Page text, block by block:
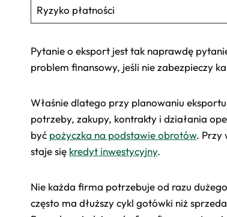
Ryzyko płatności
Pytanie o eksport jest tak naprawdę
problem finansowy, jeśli nie zabezpieczy
Właśnie dlatego przy planowaniu
potrzeby, zakupy, kontrakty i działania
być pożyczka na podstawie obrotów. Przy
staje się kredyt inwestycyjny.
Nie każda firma potrzebuje od razu
często ma dłuższy cykl gotówki niż